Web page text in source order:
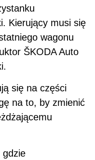
Kierujący musi się
wagonu
ŠKODA Auto
się na części
na to, by zmienić
gdzie